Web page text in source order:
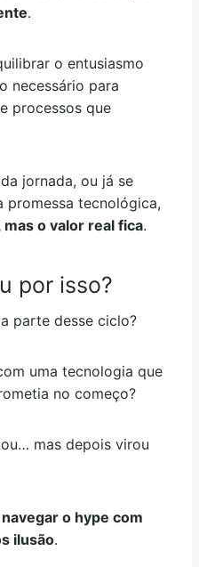
.
o entusiasmo
necessário para
processos que
jornada, ou já se
promessa tecnológica,
mas o valor real fica.
por isso?
parte desse ciclo?
uma tecnologia que
no começo?
mas depois virou
navegar o hype com
ilusão.